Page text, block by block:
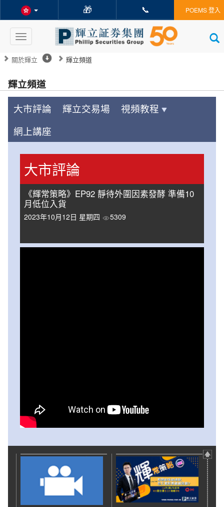
🎁 📞 POEMS 登入
Toggle
navigation
關於輝立 輝立頻道
輝立頻道
大市評論 輝立交易場
視頻教程
網上講座
大市評論
《輝常策略》EP92 靜待外圍因素發酵 準備10
月低位入貨
2023年10月12日 星期四 5309